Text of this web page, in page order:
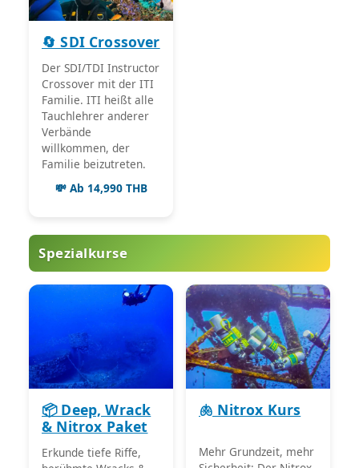
🔄 SDI Crossover
Der SDI/TDI Instructor
Crossover mit der ITI
Familie. ITI heißt alle
Tauchlehrer anderer
Verbände
willkommen, der
Familie beizutreten.
💸 Ab 14,990 THB
Spezialkurse
📦 Deep, Wrack
& Nitrox Paket
Erkunde tiefe Riffe,
🫁 Nitrox Kurs
Mehr Grundzeit, mehr